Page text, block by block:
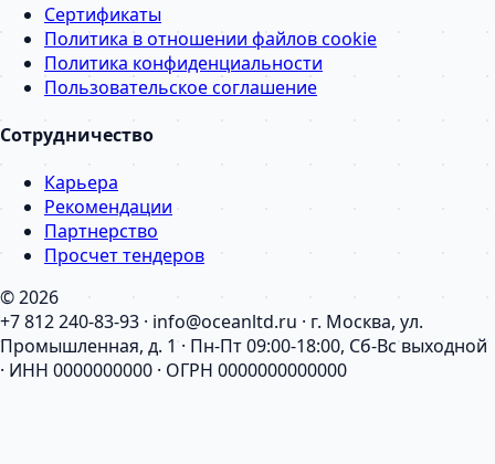
Сертификаты
Политика в отношении файлов cookie
Политика конфиденциальности
Пользовательское соглашение
Сотрудничество
Карьера
Рекомендации
Партнерство
Просчет тендеров
© 2026
+7 812 240-83-93 · info@oceanltd.ru · г. Москва, ул.
Промышленная, д. 1 · Пн-Пт 09:00-18:00, Сб-Вс выходной
· ИНН 0000000000 · ОГРН 0000000000000